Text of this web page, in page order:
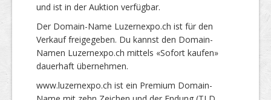
und ist in der Auktion verfügbar.
Der Domain-Name Luzernexpo.ch ist für den
Verkauf freigegeben. Du kannst den Domain-
Namen Luzernexpo.ch mittels «Sofort kaufen»
dauerhaft übernehmen.
www.luzernexpo.ch ist ein Premium Domain-